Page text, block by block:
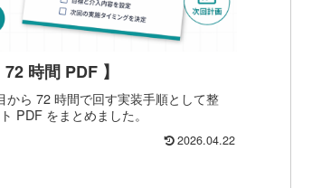
時間 PDF 】
ら 72 時間で回す実装手順として整
PDF をまとめました。
2026.04.22